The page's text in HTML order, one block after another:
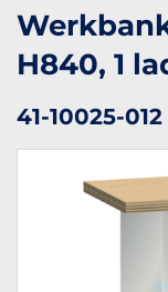
H840, 1
41-10025-012